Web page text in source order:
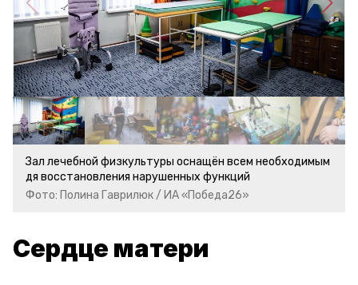
Зал лечебной физкультуры оснащён всем необходимым
дя восстановления нарушенных функций
Фото: Полина Гаврилюк / ИА «Победа26»
Сердце матери